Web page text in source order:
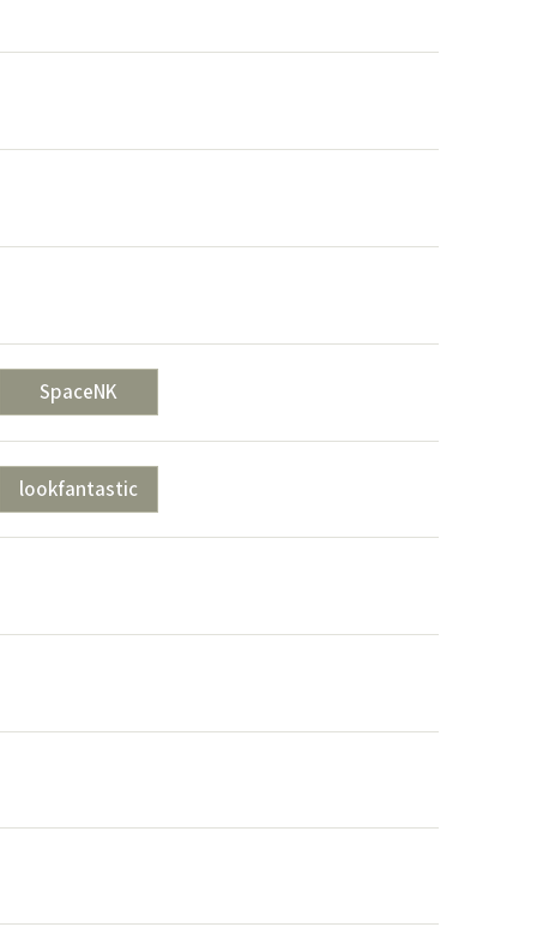
SpaceNK
lookfantastic